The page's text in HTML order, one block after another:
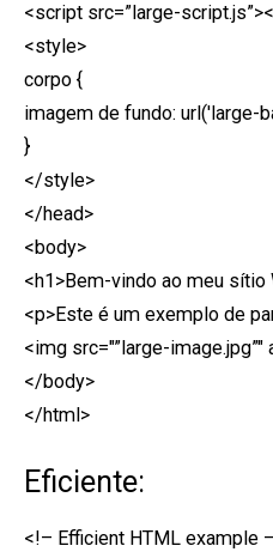
<script src=”large-
<style>
corpo {
imagem de fundo: url('large-
}
</style>
</head>
<body>
<h1>Bem-vindo ao meu sítio
<p>Este é um exemplo de
<img src="”large-image.jpg”"
</body>
</html>
Eficiente:
<!– Efficient HTML example